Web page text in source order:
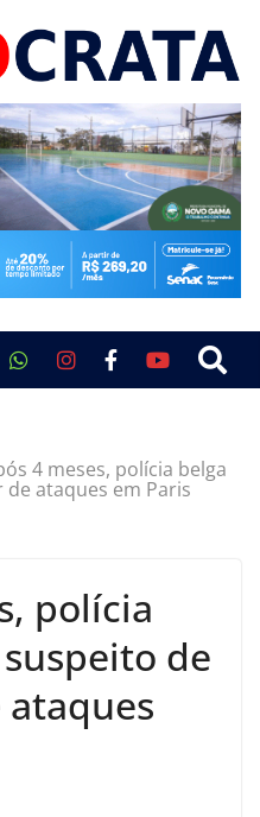
4 meses, polícia belga
ataques em Paris
polícia
de